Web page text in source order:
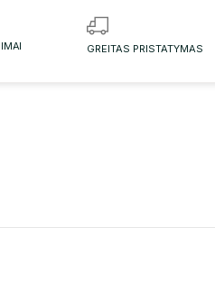
GREITAS PRISTATYMAS